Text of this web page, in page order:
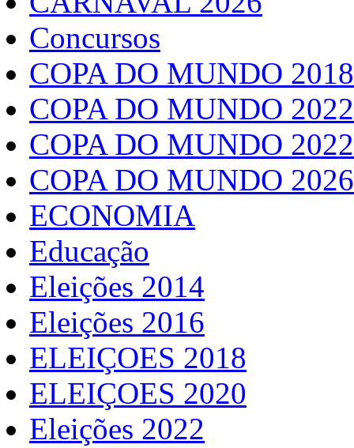
Concursos
COPA DO MUNDO 2018
COPA DO MUNDO 2022
COPA DO MUNDO
COPA DO MUNDO 2026
ECONOMIA
Educação
Eleições 2014
Eleições 2016
ELEIÇOES 2018
ELEIÇOES 2020
Eleições 2022